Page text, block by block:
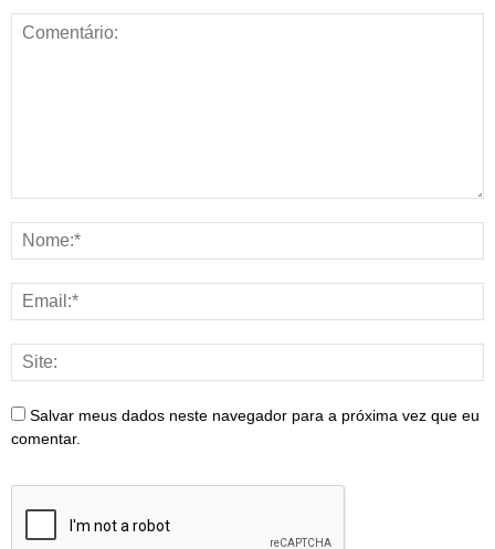
Salvar meus dados neste navegador para a próxima vez que eu
comentar.